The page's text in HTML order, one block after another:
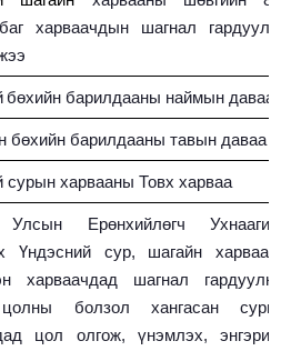
харваачдын шагнал гардуулах
бөхийн барилдааны наймын даваа
бөхийн барилдааны тавын даваа
сурын харвааны Товх харваа
Ерөнхийлөгч Ухнаагийн
Үндэсний сур, шагайн харваанд
харваачдад шагнал гардуулна.
болзол хангасан сурын
цол олгож, үнэмлэх, энгэрийн